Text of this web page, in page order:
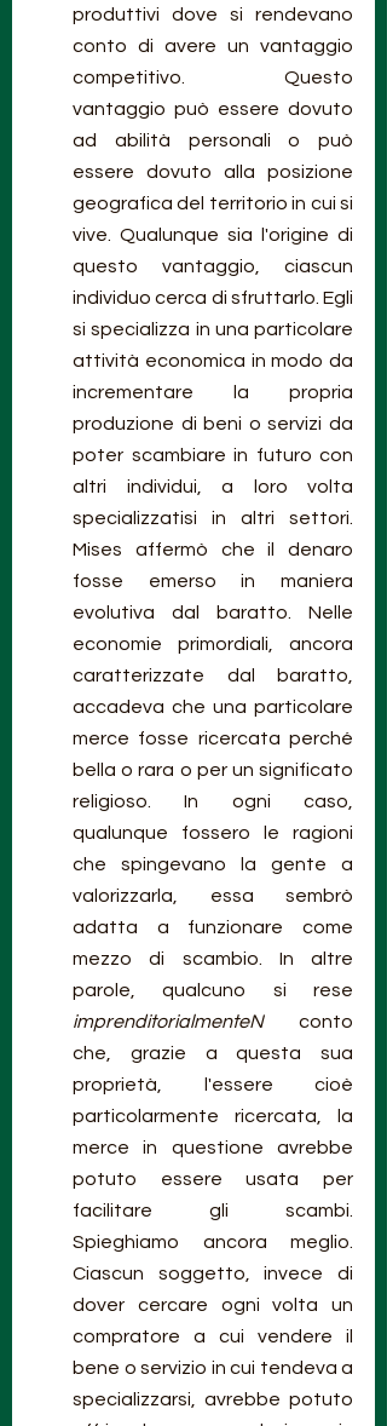
produttivi dove si rendevano
conto di avere un vantaggio
competitivo. Questo
vantaggio può essere dovuto
ad abilità personali o può
essere dovuto alla posizione
geografica del territorio in cui si
vive. Qualunque sia l'origine di
questo vantaggio, ciascun
individuo cerca di sfruttarlo. Egli
si specializza in una particolare
attività economica in modo da
incrementare la propria
produzione di beni o servizi da
poter scambiare in futuro con
altri individui, a loro volta
specializzatisi in altri settori.
Mises affermò che il denaro
fosse emerso in maniera
evolutiva dal baratto. Nelle
economie primordiali, ancora
caratterizzate dal baratto,
accadeva che una particolare
merce fosse ricercata perché
bella o rara o per un significato
religioso. In ogni caso,
qualunque fossero le ragioni
che spingevano la gente a
valorizzarla, essa sembrò
adatta a funzionare come
mezzo di scambio. In altre
imprenditorialmenteN conto
che, grazie a questa sua
proprietà, l'essere cioè
particolarmente ricercata, la
merce in questione avrebbe
potuto essere usata per
facilitare gli scambi.
Spieghiamo ancora meglio.
Ciascun soggetto, invece di
dover cercare ogni volta un
compratore a cui vendere il
bene o servizio in cui tendeva a
specializzarsi, avrebbe potuto